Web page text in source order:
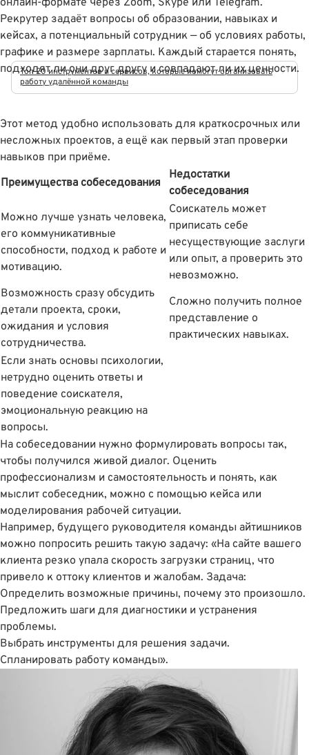
Рекрутер задаёт вопросы об образовании, навыках и
кейсах, а потенциальный сотрудник — об условиях работы,
графике и размере зарплаты. Каждый старается понять,
подходят ли они друг другу и совпадают ли их ценности.
Топ 20 инструментов и сервисов, которые помогут организовать
работу удалённой команды
Этот метод удобно использовать для краткосрочных или
несложных проектов, а ещё как первый этап проверки
навыков при приёме.
Преимущества собеседования
Недостатки
собеседования
Можно лучше узнать человека,
его коммуникативные
способности, подход к работе и
мотивацию.
Соискатель может
приписать себе
несуществующие заслуги
или опыт, а проверить это
невозможно.
Возможность сразу обсудить
детали проекта, сроки,
ожидания и условия
сотрудничества.
Сложно получить полное
представление о
практических навыках.
Если знать основы психологии,
нетрудно оценить ответы и
поведение соискателя,
эмоциональную реакцию на
вопросы.
На собеседовании нужно формулировать вопросы так,
чтобы получился живой диалог. Оценить
профессионализм и самостоятельность и понять, как
мыслит собеседник, можно с помощью кейса или
моделирования рабочей ситуации.
Например, будущего руководителя команды айтишников
можно попросить решить такую задачу: «На сайте вашего
клиента резко упала скорость загрузки страниц, что
привело к оттоку клиентов и жалобам. Задача:
Определить возможные причины, почему это произошло.
Предложить шаги для диагностики и устранения
проблемы.
Выбрать инструменты для решения задачи.
Спланировать работу команды».